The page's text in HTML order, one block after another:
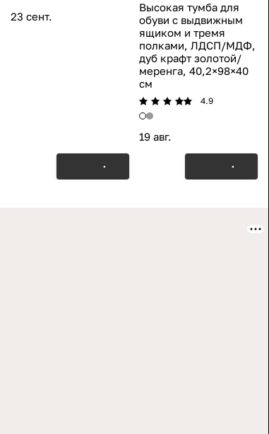
23 сент.
Высокая тумба для
обуви с выдвижным
ящиком и тремя
полками, ЛДСП/МДФ,
дуб крафт золотой/
меренга, 40,2×98×40
см
4.9
19 авг.